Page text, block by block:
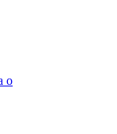
о